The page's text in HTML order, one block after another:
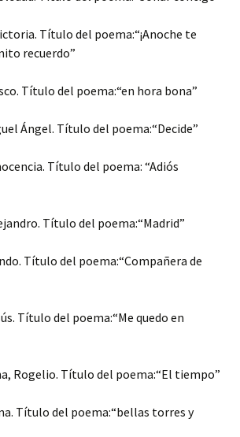
Título del poema:“¡Anoche te
recuerdo”
Título del poema:“en hora bona”
Ángel. Título del poema:“Decide”
Título del poema: “Adiós
Título del poema:“Madrid”
Título del poema:“Compañera de
Título del poema:“Me quedo en
Rogelio. Título del poema:“El tiempo”
Título del poema:“bellas torres y